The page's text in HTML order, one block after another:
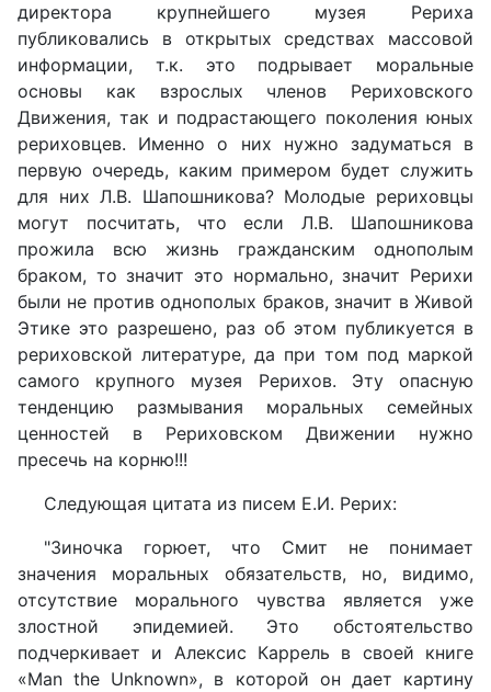
директора крупнейшего музея Рериха
публиковались в открытых средствах массовой
информации, т.к. это подрывает моральные
основы как взрослых членов Рериховского
Движения, так и подрастающего поколения юных
рериховцев. Именно о них нужно задуматься в
первую очередь, каким примером будет служить
для них Л.В. Шапошникова? Молодые рериховцы
могут посчитать, что если Л.В. Шапошникова
прожила всю жизнь гражданским однополым
браком, то значит это нормально, значит Рерихи
были не против однополых браков, значит в Живой
Этике это разрешено, раз об этом публикуется в
рериховской литературе, да при том под маркой
самого крупного музея Рерихов. Эту опасную
тенденцию размывания моральных семейных
ценностей в Рериховском Движении нужно
пресечь на корню!!!
Следующая цитата из писем Е.И. Рерих:
"Зиночка горюет, что Смит не понимает
значения моральных обязательств, но, видимо,
отсутствие морального чувства является уже
злостной эпидемией. Это обстоятельство
подчеркивает и Алексис Каррель в своей книге
«Man the Unknown», в которой он дает картину